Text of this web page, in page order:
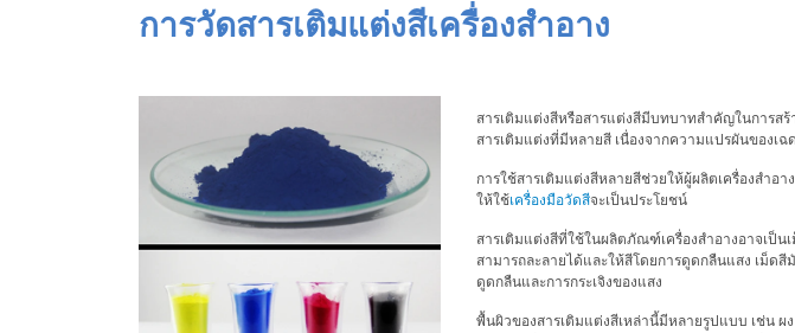
การวัดสารเติมแต่งสีเครื่องสำอาง
สารเติมแต่งสีหรือสารแต่งสีมีบทบาทสำคัญในการสร้
สารเติมแต่งที่มีหลายสี เนื่องจากความแปรผันของเ
การใช้สารเติมแต่งสีหลายสีช่วยให้ผู้ผลิตเครื่องสำอ
ให้ใช้เครื่องมือวัดสีจะเป็นประโยชน์
สารเติมแต่งสีที่ใช้ในผลิตภัณฑ์เครื่องสำอางอาจเป็น
สามารถละลายได้และให้สีโดยการดูดกลืนแสง เม็ดสี
ดูดกลืนและการกระเจิงของแสง
พื้นผิวของสารเติมแต่งสีเหล่านี้มีหลายรูปแบบ เช่น ผ